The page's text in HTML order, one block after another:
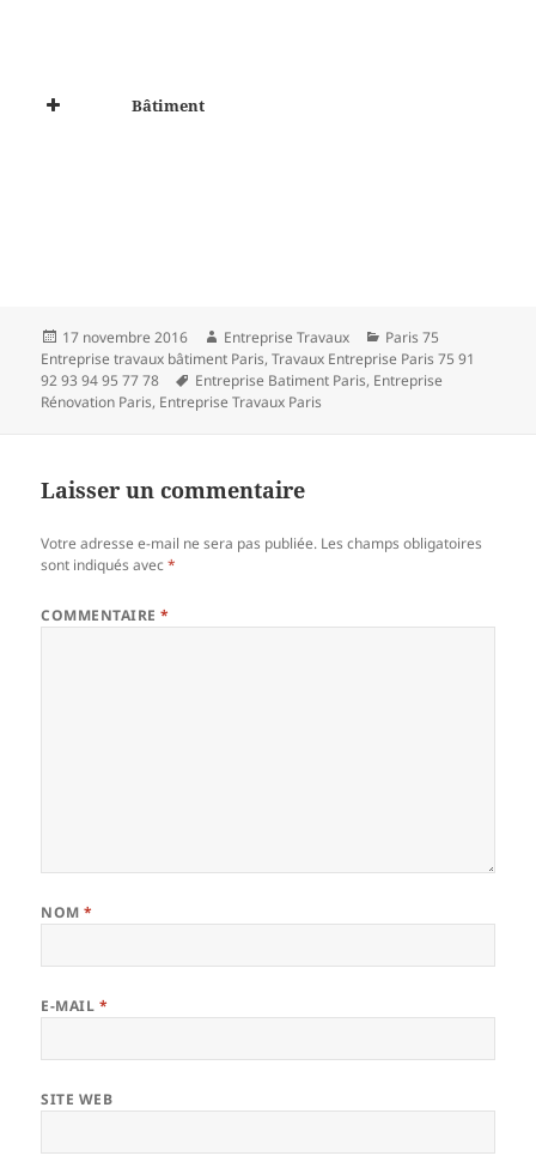
Bâtiment
Publié
le
17 novembre 2016 Auteur
Entreprise Travaux Catégories
Paris 75
Entreprise travaux bâtiment Paris,Travaux Entreprise Paris 75 91
92 93 94 95 77 78
Mots-
clés
Entreprise Batiment Paris, Entreprise
Rénovation Paris, Entreprise Travaux Paris
Laisser un commentaire
Votre adresse e-mail ne sera pas publiée. Les champs obligatoires
sont indiqués avec*
COMMENTAIRE*
NOM*
E-MAIL *
SITE WEB